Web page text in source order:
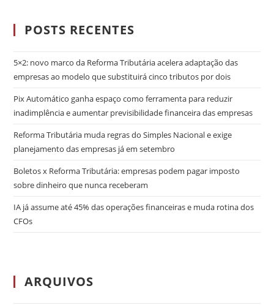
POSTS RECENTES
5×2: novo marco da Reforma Tributária acelera adaptação das
empresas ao modelo que substituirá cinco tributos por dois
Pix Automático ganha espaço como ferramenta para reduzir
inadimplência e aumentar previsibilidade financeira das empresas
Reforma Tributária muda regras do Simples Nacional e exige
planejamento das empresas já em setembro
Boletos x Reforma Tributária: empresas podem pagar imposto
sobre dinheiro que nunca receberam
IA já assume até 45% das operações financeiras e muda rotina dos
CFOs
ARQUIVOS